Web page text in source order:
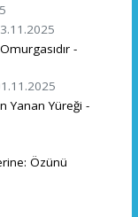
-
Yanan Yüreği -
Özünü